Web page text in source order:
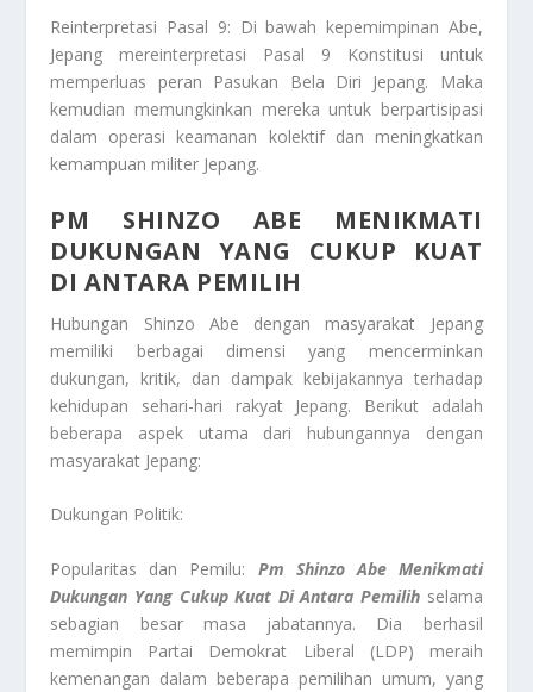
Reinterpretasi Pasal 9: Di bawah kepemimpinan Abe,
Jepang mereinterpretasi Pasal 9 Konstitusi untuk
memperluas peran Pasukan Bela Diri Jepang. Maka
kemudian memungkinkan mereka untuk berpartisipasi
dalam operasi keamanan kolektif dan meningkatkan
kemampuan militer Jepang.
PM SHINZO ABE MENIKMATI
DUKUNGAN YANG CUKUP KUAT
DI ANTARA PEMILIH
Hubungan Shinzo Abe dengan masyarakat Jepang
memiliki berbagai dimensi yang mencerminkan
dukungan, kritik, dan dampak kebijakannya terhadap
kehidupan sehari-hari rakyat Jepang. Berikut adalah
beberapa aspek utama dari hubungannya dengan
masyarakat Jepang:
Dukungan Politik:
Popularitas dan Pemilu: Pm Shinzo Abe Menikmati
Dukungan Yang Cukup Kuat Di Antara Pemilih selama
sebagian besar masa jabatannya. Dia berhasil
memimpin Partai Demokrat Liberal (LDP) meraih
kemenangan dalam beberapa pemilihan umum, yang